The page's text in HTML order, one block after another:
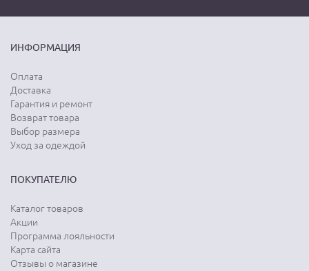
ИНФОРМАЦИЯ
Оплата
Доставка
Гарантия и ремонт
Возврат товара
Выбор размера
Уход за одеждой
ПОКУПАТЕЛЮ
Каталог товаров
Акции
Программа лояльности
Карта сайта
Отзывы о магазине